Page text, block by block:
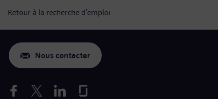
Retour à la recherche d’emploi
Nous contacter